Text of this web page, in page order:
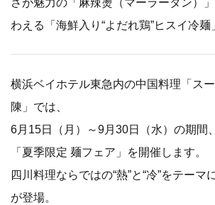
わえる「海鮮入り“よだれ鶏”ヒスイ冷麺
横浜ベイホテル東急内の中国料理「ス
陳」では、
6月15日（月）～9月30日（水）の期間、
「夏季限定 麺フェア」を開催します。
四川料理ならではの“熱”と“冷”をテーマ
が登場。